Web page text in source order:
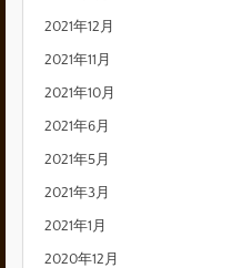
2021年12月
2021年11月
2021年10月
2021年6月
2021年5月
2021年3月
2021年1月
2020年12月